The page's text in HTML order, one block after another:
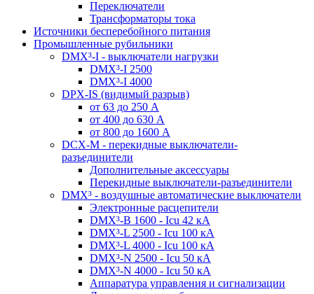
Переключатели
Трансформаторы тока
Источники бесперебойного питания
Промышленные рубильники
DMX³-I - выключатели нагрузки
DMX³-I 2500
DMX³-I 4000
DPX-IS (видимый разрыв)
от 63 до 250 А
от 400 до 630 А
от 800 до 1600 А
DCX-M - перекидные выключатели-
разъединители
Дополнительные аксессуары
Перекидные выключатели-разъединители
DMX³ - воздушные автоматические выключатели
Электронные расцепители
DMX³-B 1600 - Icu 42 кА
DMX³-L 2500 - Icu 100 кА
DMX³-L 4000 - Icu 100 кА
DMX³-N 2500 - Icu 50 кА
DMX³-N 4000 - Icu 50 кА
Аппаратура управления и сигнализации